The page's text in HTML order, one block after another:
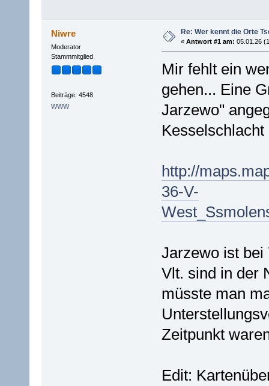
Niwre
Moderator
Stammmitglied
Beiträge: 4548
WWW
Re: Wer kennt die Orte
« Antwort #1 am: 05.01.26
Mir fehlt ein
gehen... Eine
Jarzewo"
http://
36-V-
Jarzewo ist bei
Vlt. sind in der
müsste man
Zeitpunkt
Edit: